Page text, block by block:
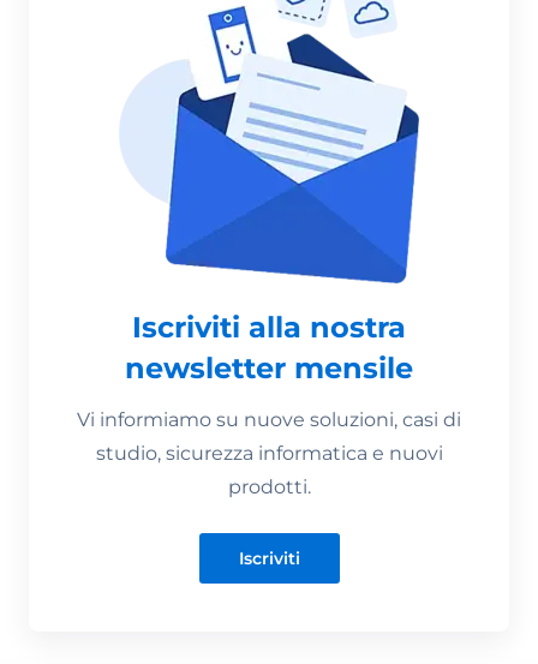
Iscriviti alla nostra
newsletter mensile
Vi informiamo su nuove soluzioni, casi di
studio, sicurezza informatica e nuovi
prodotti.
Iscriviti